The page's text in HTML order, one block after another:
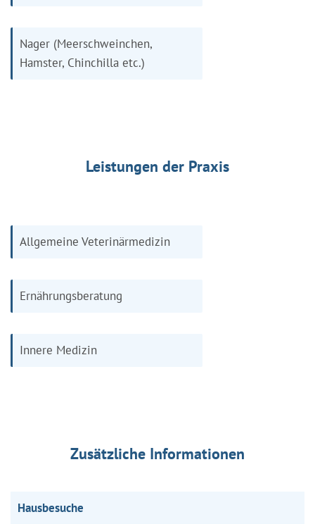
Nager (Meerschweinchen,
Hamster, Chinchilla etc.)
Leistungen der Praxis
Allgemeine Veterinärmedizin
Ernährungsberatung
Innere Medizin
Zusätzliche Informationen
Hausbesuche